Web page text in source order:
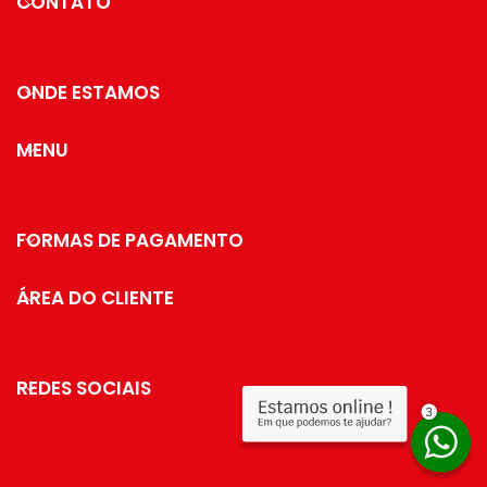
ONDE ESTAMOS
MENU
FORMAS DE PAGAMENTO
ÁREA DO CLIENTE
REDES SOCIAIS